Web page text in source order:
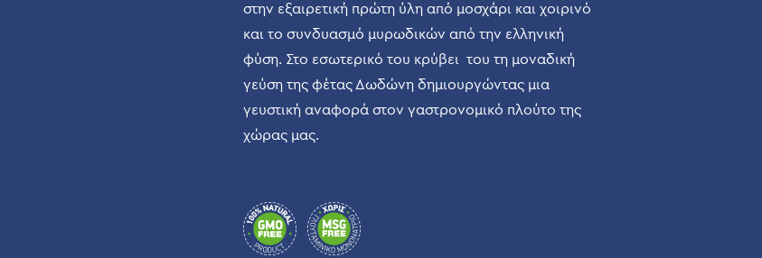
στην εξαιρετική πρώτη ύλη από μοσχάρι και χοιρινό
και το συνδυασμό μυρωδικών από την ελληνική
φύση. Στο εσωτερικό του κρύβει του τη μοναδική
γεύση της φέτας Δωδώνη δημιουργώντας μια
γευστική αναφορά στον γαστρονομικό πλούτο της
χώρας μας.